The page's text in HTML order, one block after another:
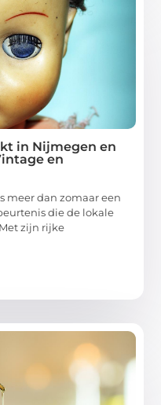
in Nijmegen en
en
meer dan zomaar een
die de lokale
zijn rijke